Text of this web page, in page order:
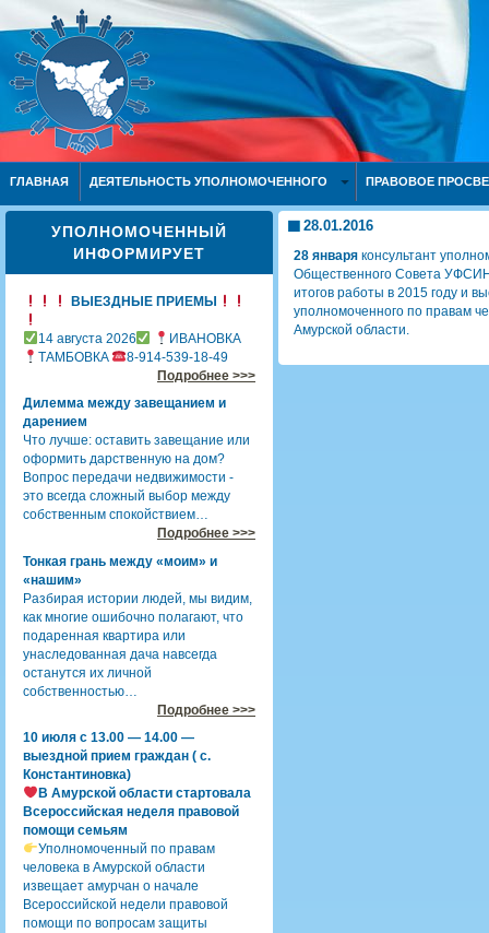
ГЛАВНАЯ ДЕЯТЕЛЬНОСТЬ УПОЛНОМОЧЕННОГО ПРАВОВОЕ
УПОЛНОМОЧЕННЫЙ
ИНФОРМИРУЕТ
ВЫЕЗДНЫЕ ПРИЕМЫ
14 августа 2026
ИВАНОВКА
ТАМБОВКА
8-914-539-18-49
Подробнее >>>
Дилемма между завещанием и
дарением
Что лучше: оставить завещание или
оформить дарственную на дом?
Вопрос передачи недвижимости -
это всегда сложный выбор между
собственным спокойствием…
Подробнее >>>
Тонкая грань между «моим» и
«нашим»
Разбирая истории людей, мы видим,
как многие ошибочно полагают, что
подаренная квартира или
унаследованная дача навсегда
останутся их личной
собственностью…
Подробнее >>>
10 июля с 13.00 — 14.00 —
выездной прием граждан ( с.
Константиновка)
В Амурской области стартовала
Всероссийская неделя правовой
помощи семьям
Уполномоченный по правам
человека в Амурской области
извещает амурчан о начале
Всероссийской недели правовой
помощи по вопросам защиты
28.01.2016
28 января консультант
Общественного Совета
итогов работы в 2015 году и
уполномоченного по правам
Амурской области.